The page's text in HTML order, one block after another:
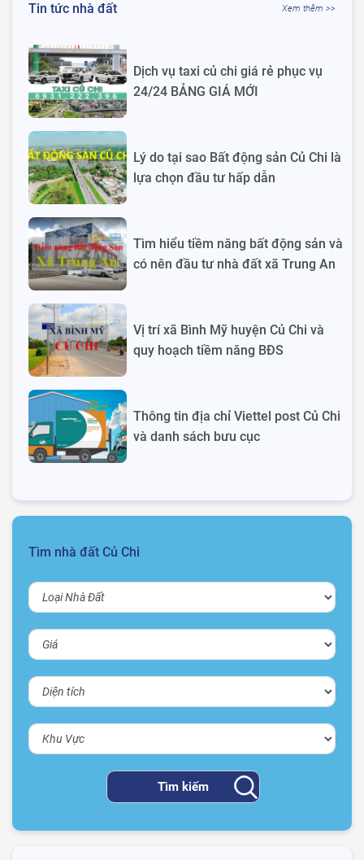
Tin tức nhà đất Xem thêm >>
Dịch vụ taxi củ chi giá rẻ phục vụ
24/24 BẢNG GIÁ MỚI
Lý do tại sao Bất động sản Củ Chi là
lựa chọn đầu tư hấp dẫn
Tìm hiểu tiềm năng bất động sản và
có nên đầu tư nhà đất xã Trung An
Vị trí xã Bình Mỹ huyện Củ Chi và
quy hoạch tiềm năng BĐS
Thông tin địa chỉ Viettel post Củ Chi
và danh sách bưu cục
Tìm nhà đất Củ Chi